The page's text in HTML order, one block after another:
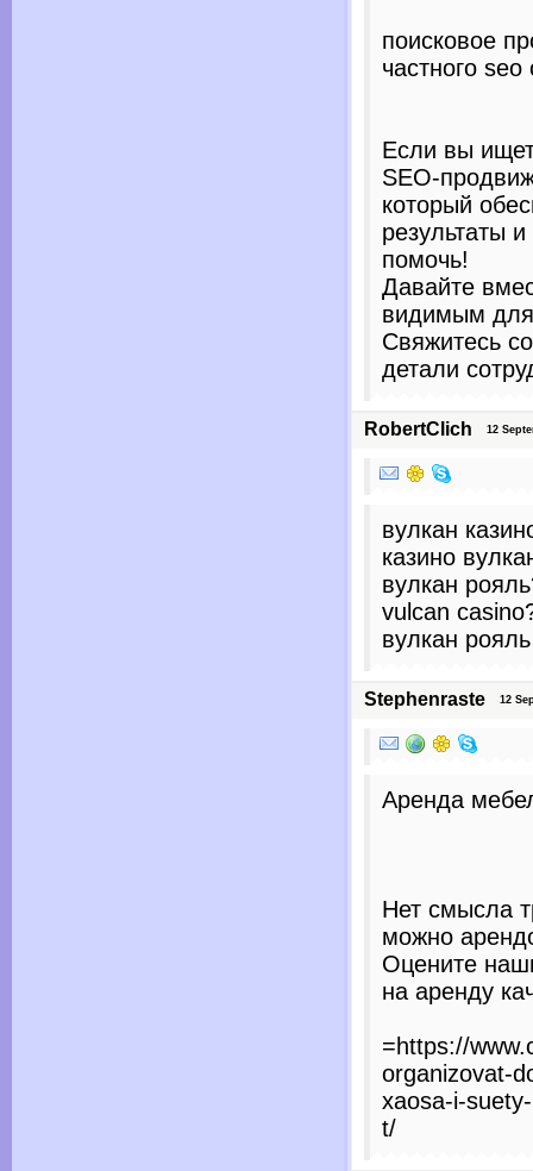
поисковое
частного
Если вы
SEO-
который
результаты
помочь!
Давайте
видимым
Свяжитесь
детали
RobertClich 12
вулкан
казино
вулкан
vulcan
вулкан
Stephenraste 12
Аренда
Нет смысла
можно
Оцените
на аренду
=https://
organizovat-
xaosa-i-
t/